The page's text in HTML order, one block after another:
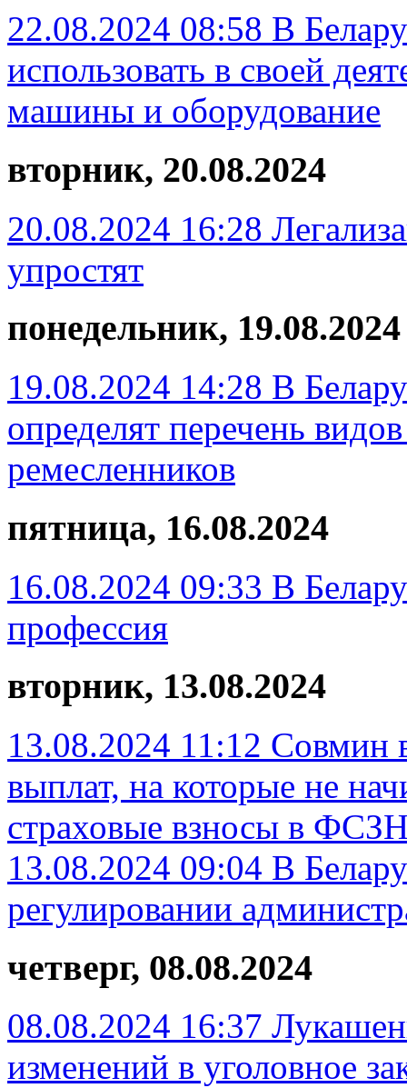
22.08.2024 08:58 В
использовать в своей
машины и оборудование
вторник, 20.08.2024
20.08.2024 16:28
упростят
понедельник, 19.08.2024
19.08.2024 14:28 В
определят перечень
ремесленников
пятница, 16.08.2024
16.08.2024 09:33 В
профессия
вторник, 13.08.2024
13.08.2024 11:12 Совмин
выплат, на которые не
страховые взносы в
13.08.2024 09:04 В
регулировании
четверг, 08.08.2024
08.08.2024 16:37
изменений в уголовное